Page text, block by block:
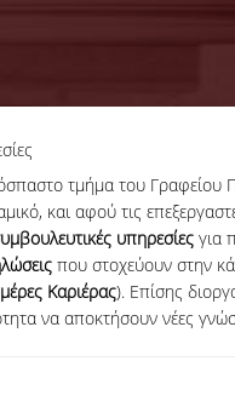
τμήμα του Γραφείου
και αφού τις
υπηρεσίεςγια
που στοχεύουν στην
Καριέρας). Επίσης
να αποκτήσουν νέες